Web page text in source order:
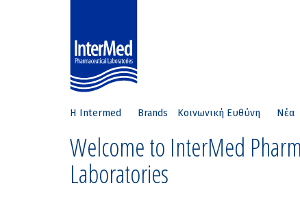
Η Intermed Brands Κοινωνική Ευθύνη Νέα
Welcome to InterMed
Laboratories